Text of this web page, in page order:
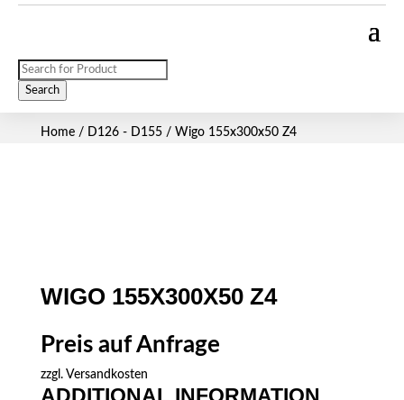
Products
search
Search
Home/ D126 - D155/ Wigo 155x300x50 Z4
WIGO 155X300X50 Z4
Preis auf Anfrage
zzgl. Versandkosten